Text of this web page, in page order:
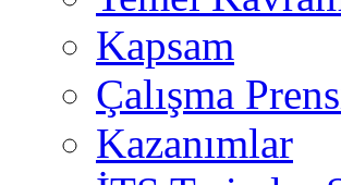
Kapsam
Çalışma
Kazanımlar